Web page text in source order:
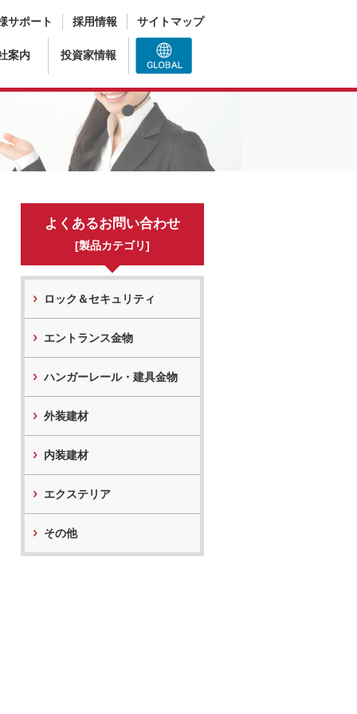
サポート 採用情報 サイトマップ
案内 投資家情報
よくあるお問い合わせ
[製品カテゴリ]
ロック＆セキュリティ
エントランス金物
ハンガーレール・建具金物
外装建材
内装建材
エクステリア
その他